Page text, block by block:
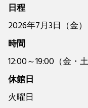
日程
2026年7月3日（金）
時間
12:00～19:00（金・
休館日
火曜日